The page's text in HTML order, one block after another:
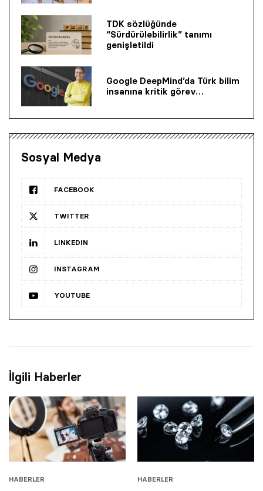
TDK sözlüğünde
“Sürdürülebilirlik” tanımı
genişletildi
Google DeepMind’da Türk bilim
insanına kritik görev…
Sosyal Medya
FACEBOOK
TWITTER
LINKEDIN
INSTAGRAM
YOUTUBE
İlgili Haberler
HABERLER HABERLER